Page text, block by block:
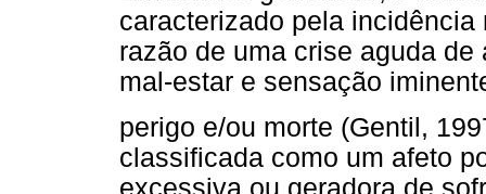
caracterizado pela
razão de uma crise aguda
mal-estar e sensação
perigo e/ou morte (Gentil,
classificada como um afeto
excessiva ou geradora de